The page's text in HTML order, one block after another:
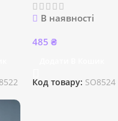
В наявності
485 ₴
Код товару: SO8524